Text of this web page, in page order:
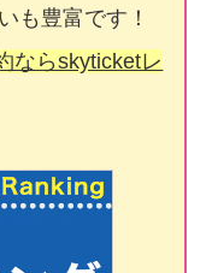
も豊富です！
ならskyticketレ